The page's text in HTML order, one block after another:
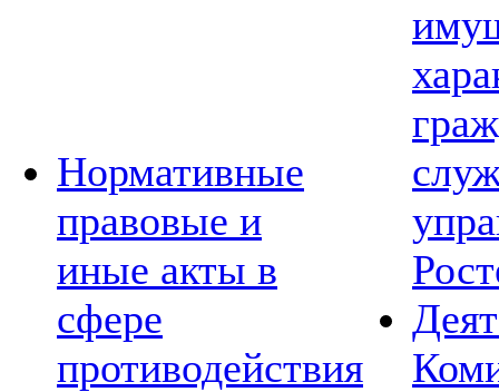
Нормативные
правовые и
иные акты в
сфере
противодействия